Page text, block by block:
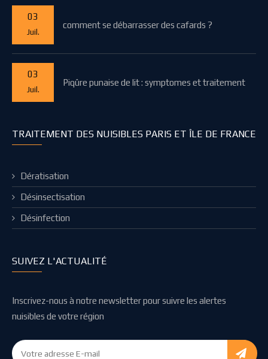
03
Juil.
comment se débarrasser des cafards ?
03
Juil.
Piqûre punaise de lit : symptomes et traitement
TRAITEMENT DES NUISIBLES PARIS ET ÎLE DE FRANCE
Dératisation
Désinsectisation
Désinfection
SUIVEZ L'ACTUALITÉ
Inscrivez-nous à notre newsletter pour suivre les alertes
nuisibles de votre région